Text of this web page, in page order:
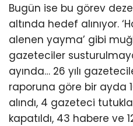
Bugün ise bu görev
altında hedef alınıyor.
alenen yayma’ gibi
gazeteciler susturulmaya
ayında… 26 yılı
raporuna göre bir ayda
alındı, 4 gazeteci
kapatıldı, 43 habere ve